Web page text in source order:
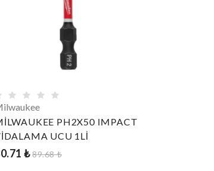
PH2X50 IMPACT
UCU 1Lİ
₺89.68 ₺